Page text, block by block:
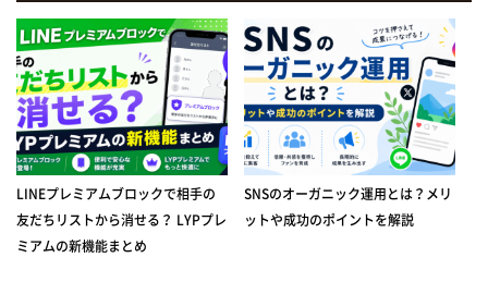
LINEプレミアムブロックで相手の
友だちリストから消せる？ LYPプレ
ミアムの新機能まとめ
SNSのオーガニック運用とは？メリ
ットや成功のポイントを解説